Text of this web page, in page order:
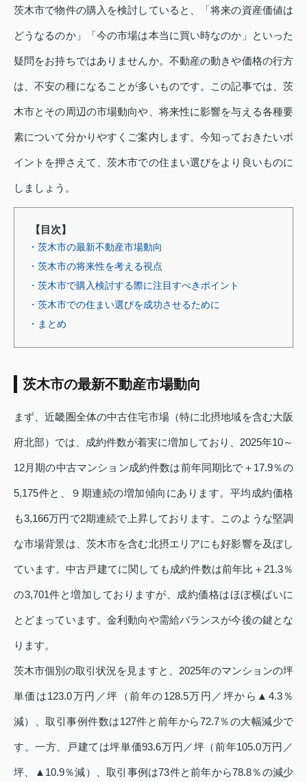
茨木市で物件の購入を検討していると、「将来の資産価値は
どうなるのか」「今の市場は本当に買い時なのか」といった
疑問をお持ちではありませんか。不動産の動きや価格の行方
は、不安の種になることが多いものです。この記事では、茨
木市とその周辺の市場動向や、将来性に影響を与える各種要
素について分かりやすくご案内します。今知っておきたいポ
イントを押さえて、茨木市での住まい選びをより良いものに
しましょう。
【目次】
・茨木市の最新不動産市場動向
・茨木市の将来性を考える視点
・茨木市で購入検討する際に注目すべきポイント
・茨木市での住まい選びを成功させるために
・まとめ
茨木市の最新不動産市場動向
まず、近畿圏全体の中古住宅市場（特に北摂地域を含む大阪
府北部）では、成約件数が着実に増加しており、2025年10～
12月期の中古マンション成約件数は前年同期比で＋17.9％の
5,175件と、９期連続の増加傾向にあります。平均成約価格
も3,166万円で2期連続で上昇しております。このような堅調
な市場背景は、茨木市を含む北摂エリアにも好影響を及ぼし
ています。中古戸建てに関しても成約件数は前年比＋21.3％
の3,701件と増加しておりますが、成約価格はほぼ横ばいに
とどまっています。金利動向や需給バランスが今後の鍵とな
ります。
茨木市個別の取引状況を見ますと、2025年のマンションの坪
単価は123.0万円／坪（前年の128.5万円／坪から▲4.3％
減）、取引事例件数は127件と前年から72.7％の大幅減少で
す。一方、戸建ては坪単価93.6万円／坪（前年105.0万円／
坪、▲10.9％減）、取引事例は73件と前年から78.8％の減少